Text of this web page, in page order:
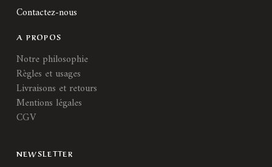
Contactez-nous
A PROPOS
Notre philosophie
Règles et usages
Livraisons et retours
Mentions légales
CGV
NEWSLETTER